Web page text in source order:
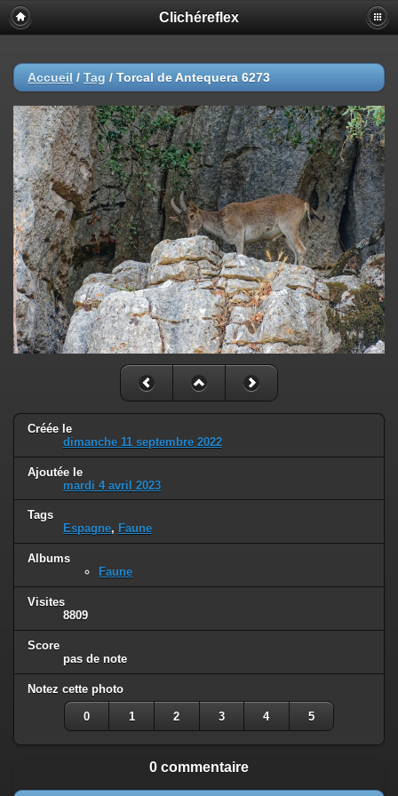
Clichéreflex
Accueil / Tag / Torcal de Antequera 6273
Créée le
dimanche 11 septembre 2022
Ajoutée le
mardi 4 avril 2023
Tags
Espagne, Faune
Albums
Faune
Visites
8809
Score
pas de note
Notez cette photo
0 1 2 3 4 5
0 commentaire